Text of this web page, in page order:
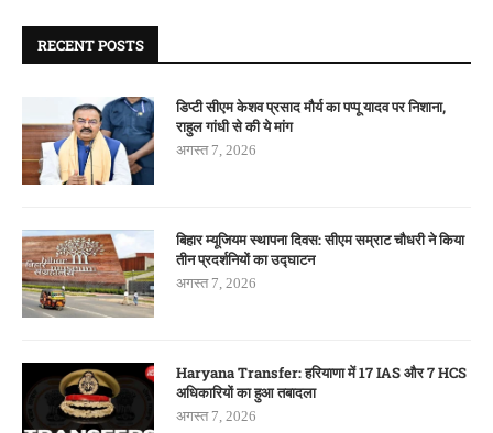
RECENT POSTS
डिप्टी सीएम केशव प्रसाद मौर्य का पप्पू यादव पर निशाना,
राहुल गांधी से की ये मांग
अगस्त 7, 2026
बिहार म्यूजियम स्थापना दिवस: सीएम सम्राट चौधरी ने किया
तीन प्रदर्शनियों का उद्घाटन
अगस्त 7, 2026
Haryana Transfer: हरियाणा में 17 IAS और 7 HCS
अधिकारियों का हुआ तबादला
अगस्त 7, 2026